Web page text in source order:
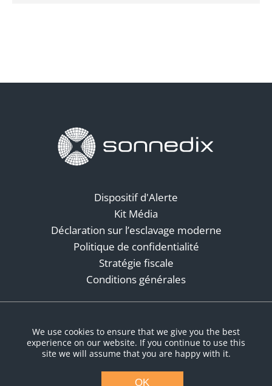
Dispositif d'Alerte
Kit Média
Déclaration sur l’esclavage moderne
Politique de confidentialité
Stratégie fiscale
Conditions générales
We use cookies to ensure that we give you the best
experience on our website. If you continue to use this
site we will assume that you are happy with it.
OK